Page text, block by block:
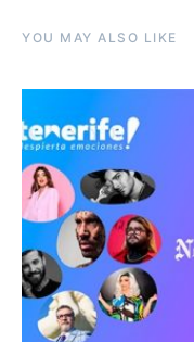
YOU MAY ALSO LIKE